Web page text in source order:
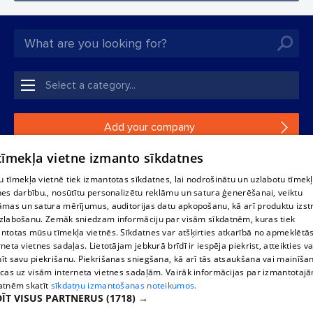
Add your company
If your company is not in our database, please fill in a
Reproduction, or distribution of 1188 database, its parts or the
information contained in the database, or parts of information in
any form is strictly prohibited. Also automatic download is
prohibited. Reproduction of any material published on the
website 1188 is strictly forbidden without the editorial license of
1188 website.
vietne izmanto sīkdatnes
tīmekļa vietnē tiek izmantotas sīkdatnes, lai nodrošinātu un uzlabotu
darbību., nosūtītu personalizētu reklāmu un satura ģenerēšanai, veiktu
un satura mērījumus, auditorijas datu apkopošanu, kā arī produktu
Zemāk sniedzam informāciju par visām sīkdatnēm, kuras tiek
mūsu tīmekļa vietnēs. Sīkdatnes var atšķirties atkarībā no
vietnes sadaļas. Lietotājam jebkurā brīdī ir iespēja piekrist, atteikties
savu piekrišanu. Piekrišanas sniegšana, kā arī tās atsaukšana vai
uz visām interneta vietnes sadaļām. Vairāk informācijas par
skatīt sīkdatņu izmantošanas noteikumos.
VISUS PARTNERUS (1718) →